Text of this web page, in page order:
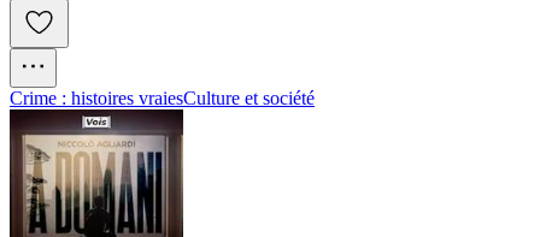
Crime : histoires vraiesCulture et société